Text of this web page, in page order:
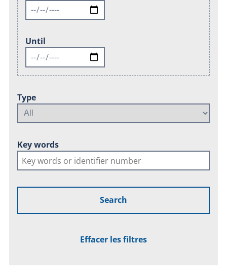
Until
Type
Key words
Search
Effacer les filtres